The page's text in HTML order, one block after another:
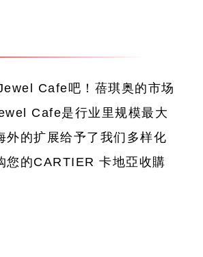
Cafe吧！蓓琪奥的市场
Cafe是行业里规模最大
外的扩展给予了我们多样化
您的CARTIER 卡地亞收購